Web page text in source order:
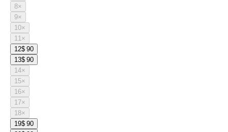
8×
9×
10×
11×
12$ 90
13$ 90
14×
15×
16×
17×
18×
19$ 90